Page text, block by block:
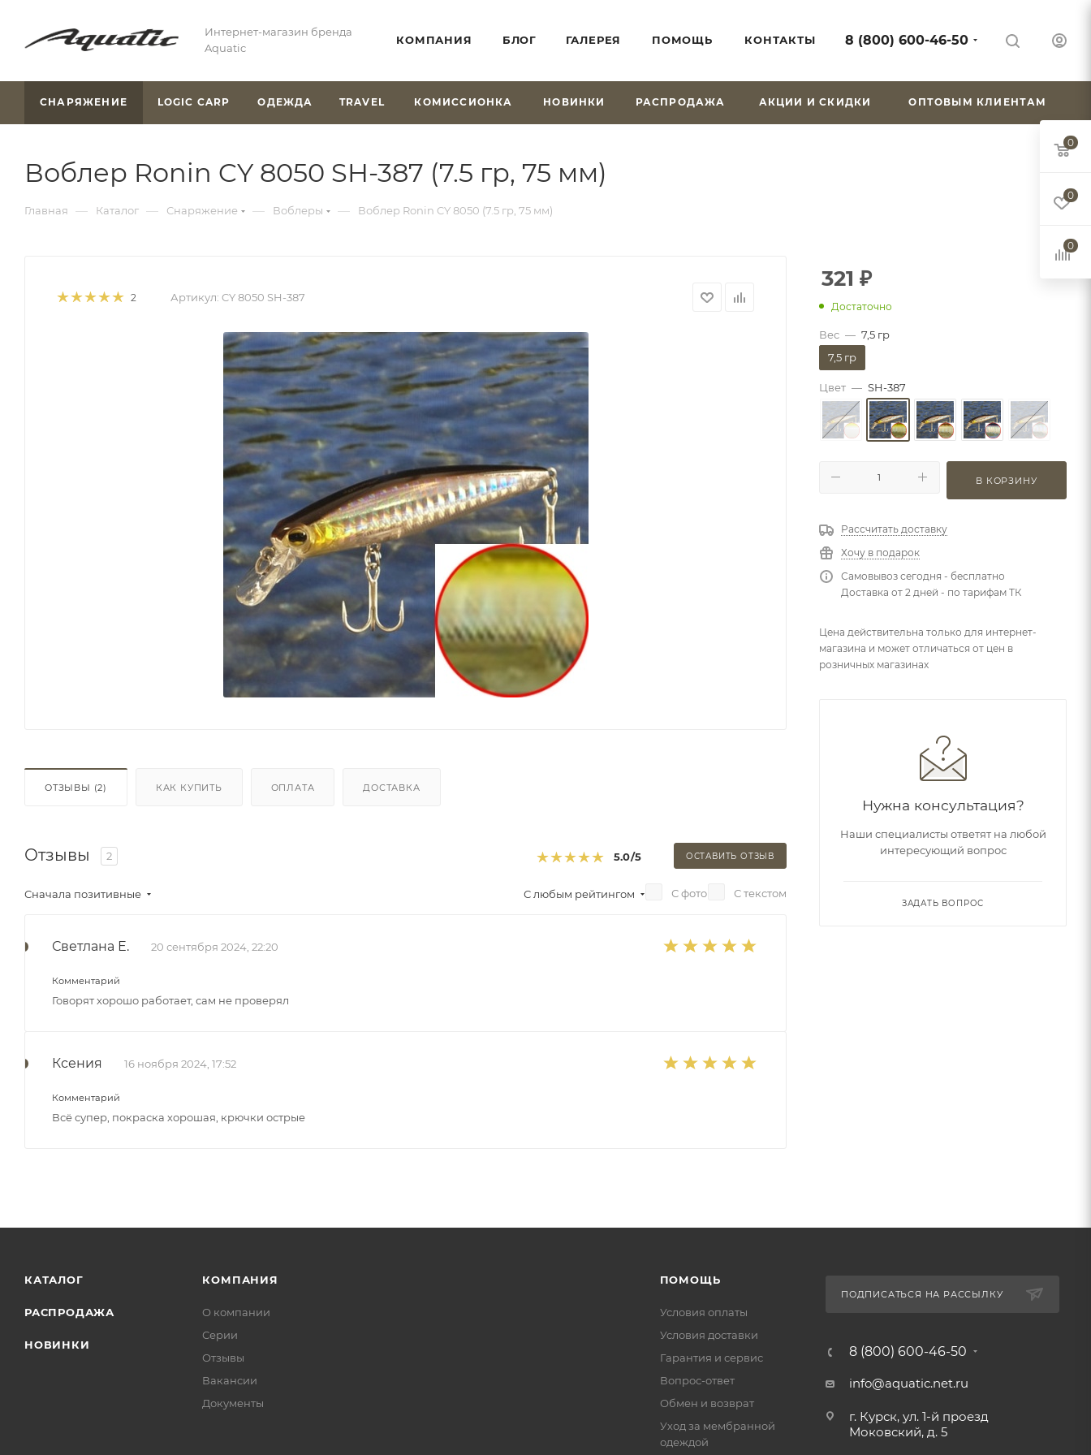
Интернет-магазин бренда
Aquatic
КОМПАНИЯ БЛОГ ГАЛЕРЕЯ ПОМОЩЬ КОНТАКТЫ 8 (800) 600-46-50
СНАРЯЖЕНИЕ LOGIC CARP ОДЕЖДА TRAVEL КОМИССИОНКА НОВИНКИ РАСПРОДАЖА АКЦИИ И СКИДКИ ОПТОВЫМ КЛИЕНТАМ
Воблер Ronin CY 8050 SH-387 (7.5 гр, 75 мм)
Главная — Каталог — Снаряжение — Воблеры — Воблер Ronin CY 8050 (7.5 гр, 75 мм)
2 Артикул: CY 8050 SH-387
ОТЗЫВЫ (2) КАК КУПИТЬ ОПЛАТА ДОСТАВКА
Отзывы 2 5.0/5 ОСТАВИТЬ ОТЗЫВ
Сначала позитивные С любым рейтингом С фото С текстом
Светлана Е. 20 сентября 2024, 22:20
Комментарий
Говорят хорошо работает, сам не проверял
Ксения 16 ноября 2024, 17:52
Комментарий
Всё супер, покраска хорошая, крючки острые
321 ₽
Достаточно
Вес — 7,5 гр
7,5 гр
Цвет — SH-387
В КОРЗИНУ
Рассчитать доставку
Хочу в подарок
Самовывоз сегодня - бесплатно
Доставка от 2 дней - по тарифам ТК
Цена действительна только для интернет-
магазина и может отличаться от цен в
розничных магазинах
Нужна консультация?
Наши специалисты ответят на любой
интересующий вопрос
ЗАДАТЬ ВОПРОС
КАТАЛОГ
РАСПРОДАЖА
НОВИНКИ
КОМПАНИЯ
О компании
Серии
Отзывы
Вакансии
Документы
ПОМОЩЬ
Условия оплаты
Условия доставки
Гарантия и сервис
Вопрос-ответ
Обмен и возврат
Уход за мембранной
одеждой
ПОДПИСАТЬСЯ НА РАССЫЛКУ
8 (800) 600-46-50
info@aquatic.net.ru
г. Курск, ул. 1-й проезд
Моковский, д. 5
0
0
0